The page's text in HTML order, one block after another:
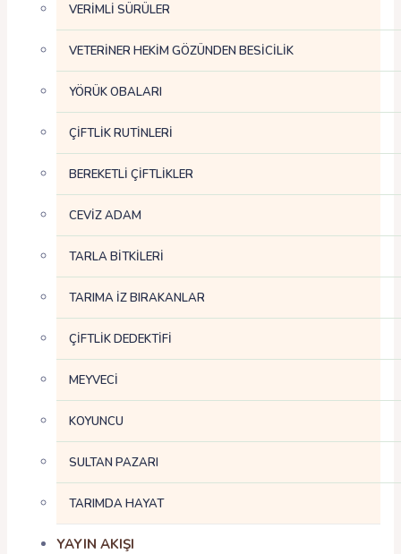
VERİMLİ SÜRÜLER
VETERİNER HEKİM GÖZÜNDEN BESİCİLİK
YÖRÜK OBALARI
ÇİFTLİK RUTİNLERİ
BEREKETLİ ÇİFTLİKLER
CEVİZ ADAM
TARLA BİTKİLERİ
TARIMA İZ BIRAKANLAR
ÇİFTLİK DEDEKTİFİ
MEYVECİ
KOYUNCU
SULTAN PAZARI
TARIMDA HAYAT
YAYIN AKIŞI